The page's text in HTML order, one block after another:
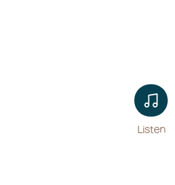
Listen​